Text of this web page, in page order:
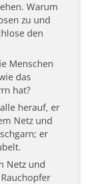
Warum
zu und
den
Menschen
das
hat?
herauf, er
Netz und
er
Netz und